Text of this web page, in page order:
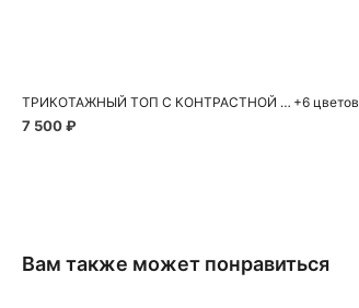
ТРИКОТАЖНЫЙ ТОП С КОНТРАСТНОЙ СТРОЧКОЙ
7 500 ₽
+6 цветов
Вам также может понравиться